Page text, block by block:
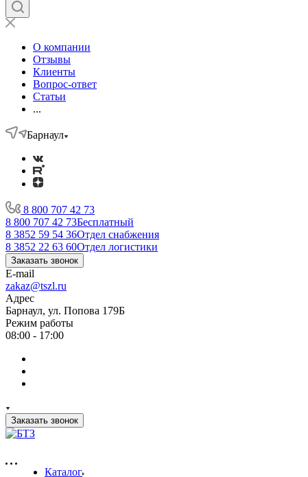
О компании
Отзывы
Клиенты
Вопрос-ответ
Статьи
...
Барнаул
8 800 707 42 73
8 800 707 42 73Бесплатный
8 3852 59 54 36Отдел снабжения
8 3852 22 63 60Отдел логистики
Заказать звонок
E-mail
zakaz@tszl.ru
Адрес
Барнаул, ул. Попова 179Б
Режим работы
08:00 - 17:00
Заказать звонок
Каталог